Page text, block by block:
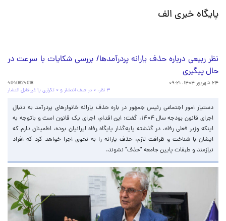
پایگاه خبری الف
نظر ربیعی درباره حذف یارانه پردرآمدها/ بررسی شکایات با سرعت در
حال پیگیری
۲۴ شهریور ۱۴۰۴، ۰۹:۲۱
4040624018
۳ نظر، ۰ در صف انتشار و ۰ تکراری یا غیرقابل انتشار
دستیار امور اجتماعی رئیس جمهور در باره حذف یارانه خانوارهای پردرآمد به دنبال
اجرای قانون بودجه سال ۱۴۰۴، گفت: این اقدام، اجرای یک قانون است و باتوجه به
اینکه وزیر فعلی رفاه، در گذشته پایه‌گذار پایگاه رفاه ایرانیان بوده، اطمینان دارم که
ایشان با شناخت و ظرافت لازم، حذف یارانه را به نحوی اجرا خواهد کرد که افراد
نیازمند و طبقات پایین جامعه "حذف" نشوند.